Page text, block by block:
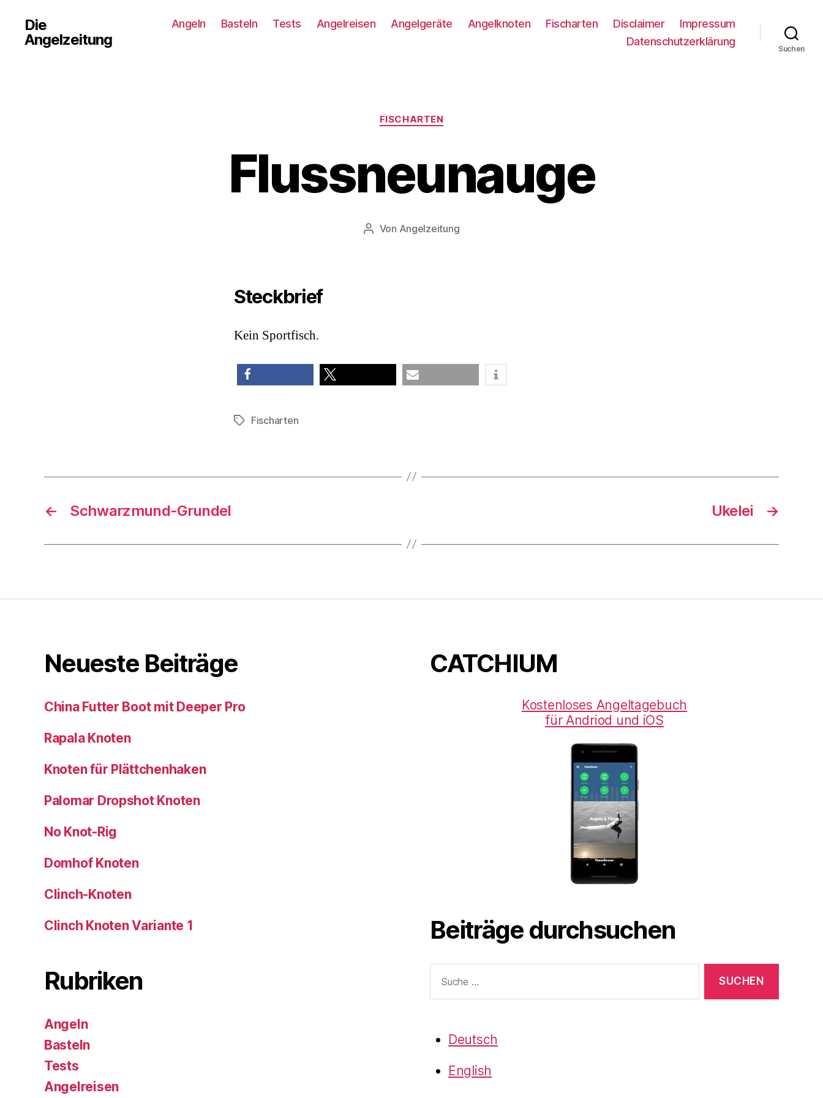
Die
Angelzeitung
Angeln Basteln Tests Angelreisen Angelgeräte Angelknoten Fischarten Disclaimer
Impressum
Datenschutzerklärung
Suchen
Kategorien
FISCHARTEN
Flussneunauge
Beitragsautor
Von Angelzeitung
Steckbrief
Kein Sportfisch.
Schlagwörter
Fischarten
← Schwarzmund-Grundel →
Ukelei
Neueste Beiträge
China Futter Boot mit Deeper Pro
Rapala Knoten
Knoten für Plättchenhaken
Palomar Dropshot Knoten
No Knot-Rig
Domhof Knoten
Clinch-Knoten
Clinch Knoten Variante 1
Rubriken
Angeln
Basteln
Tests
Angelreisen
CATCHIUM
Kostenloses Angeltagebuch
für Andriod und iOS
Beiträge durchsuchen
nach:
Deutsch
English